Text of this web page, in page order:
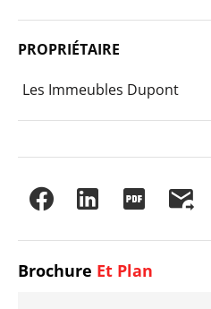
PROPRIÉTAIRE
Les Immeubles Dupont
Brochure Et Plan